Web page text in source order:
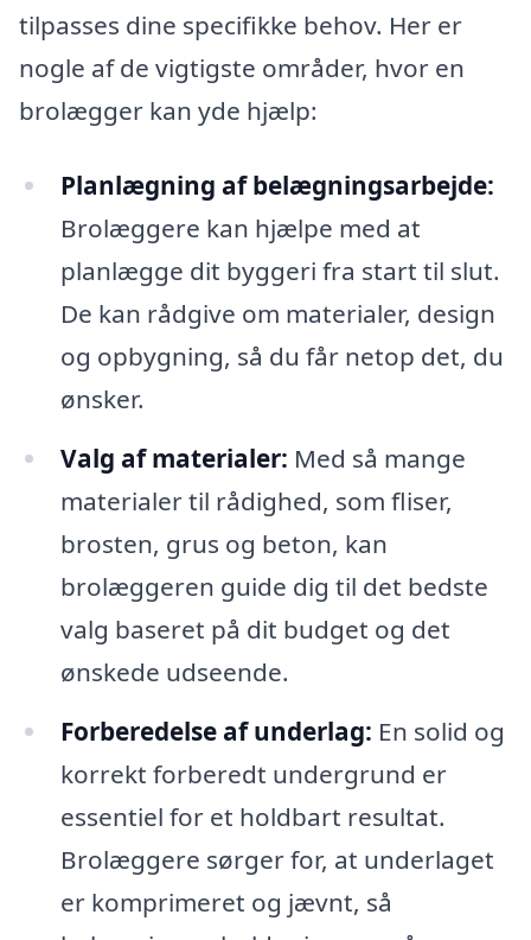
tilpasses dine specifikke behov. Her er
nogle af de vigtigste områder, hvor en
brolægger kan yde hjælp:
Planlægning af belægningsarbejde:
Brolæggere kan hjælpe med at
planlægge dit byggeri fra start til slut.
De kan rådgive om materialer, design
og opbygning, så du får netop det, du
ønsker.
Valg af materialer: Med så mange
materialer til rådighed, som fliser,
brosten, grus og beton, kan
brolæggeren guide dig til det bedste
valg baseret på dit budget og det
ønskede udseende.
Forberedelse af underlag: En solid og
korrekt forberedt undergrund er
essentiel for et holdbart resultat.
Brolæggere sørger for, at underlaget
er komprimeret og jævnt, så